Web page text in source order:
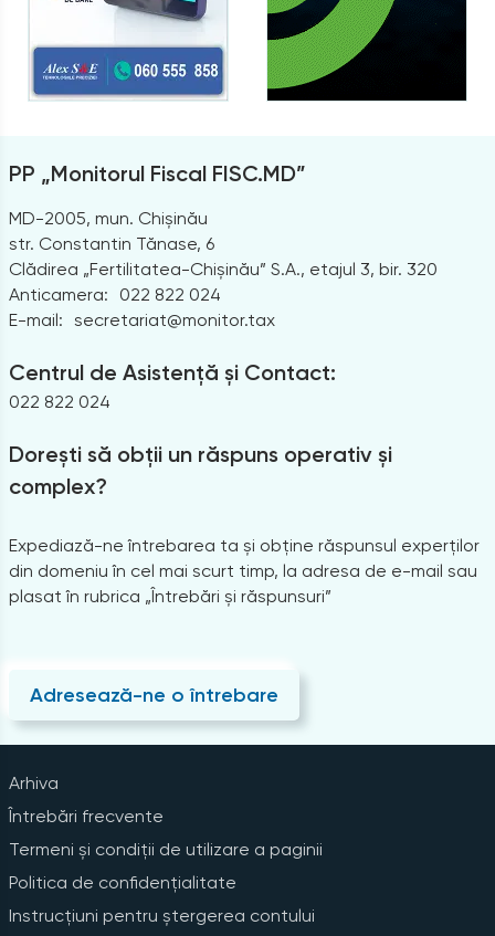
PP „Monitorul Fiscal FISC.MD”
MD-2005, mun. Chișinău
str. Constantin Tănase, 6
Clădirea „Fertilitatea-Chișinău” S.A., etajul 3, bir. 320
Anticamera:
022 822 024
E-mail: secretariat@monitor.tax
Centrul de Asistență și Contact:
022 822 024
Dorești să obții un răspuns operativ și
complex?
Expediază-ne întrebarea ta și obține răspunsul experților
din domeniu în cel mai scurt timp, la adresa de e-mail sau
plasat în rubrica „Întrebări și răspunsuri”
Adresează-ne o întrebare
Arhiva
Întrebări frecvente
Termeni și condiții de utilizare a paginii
Politica de confidențialitate
Instrucțiuni pentru ștergerea contului